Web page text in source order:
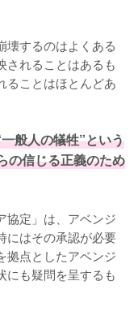
壊するのはよくある
されることはあるも
ることはほとんどあ
般人の犠牲”という
の信じる正義のため
協定」は、アベンジ
にはその承認が必要
拠点としたアベンジ
にも疑問を呈するも